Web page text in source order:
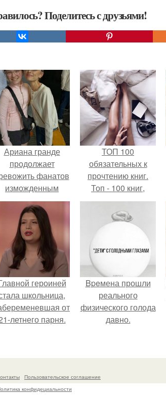
Поделитесь с друзьями!
Ариана гранде
продолжает
фанатов
изможденным
Видом.
ТОП 100
обязательных к
прочтению книг.
Топ - 100 книг,
которые нужно
прочитать, чтобы
понимать себя и
героиней
школьница,
от
летнего парня.
Bpeмена прошли
реального
физического голода
давно.
Пользовательское соглашение
конфидециальности